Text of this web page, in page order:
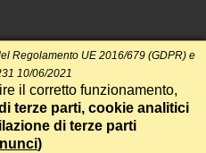
Regolamento UE 2016/679 (GDPR) e
10/06/2021
il corretto funzionamento,
terze parti, cookie analitici
di terze parti
)